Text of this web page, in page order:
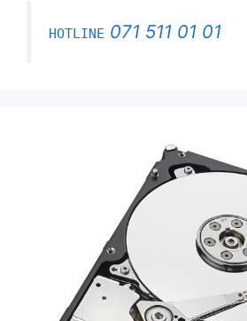
HOTLINE 071 511 01 01